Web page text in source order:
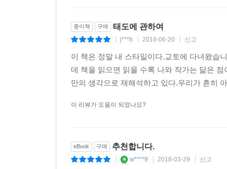
종이책 구매 태도에 관하여
j***h 2018-06-20 신고
이 책은 정말 내 스타일이다.교토에 다녀왔습
데 책을 읽으면 읽을 수록 나와 작가는 닮은
만의 생각으로 재해석하고 있다.우리가 흔히
이 리뷰가 도움이 되었나요?
eBook 구매 추천합니다.
w****9 2018-03-29 신고